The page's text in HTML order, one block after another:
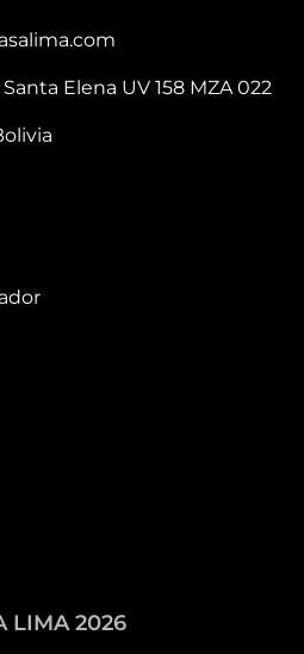
Elena UV 158 MZA 022
LIMA 2026